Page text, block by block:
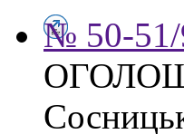
№ 50-51/